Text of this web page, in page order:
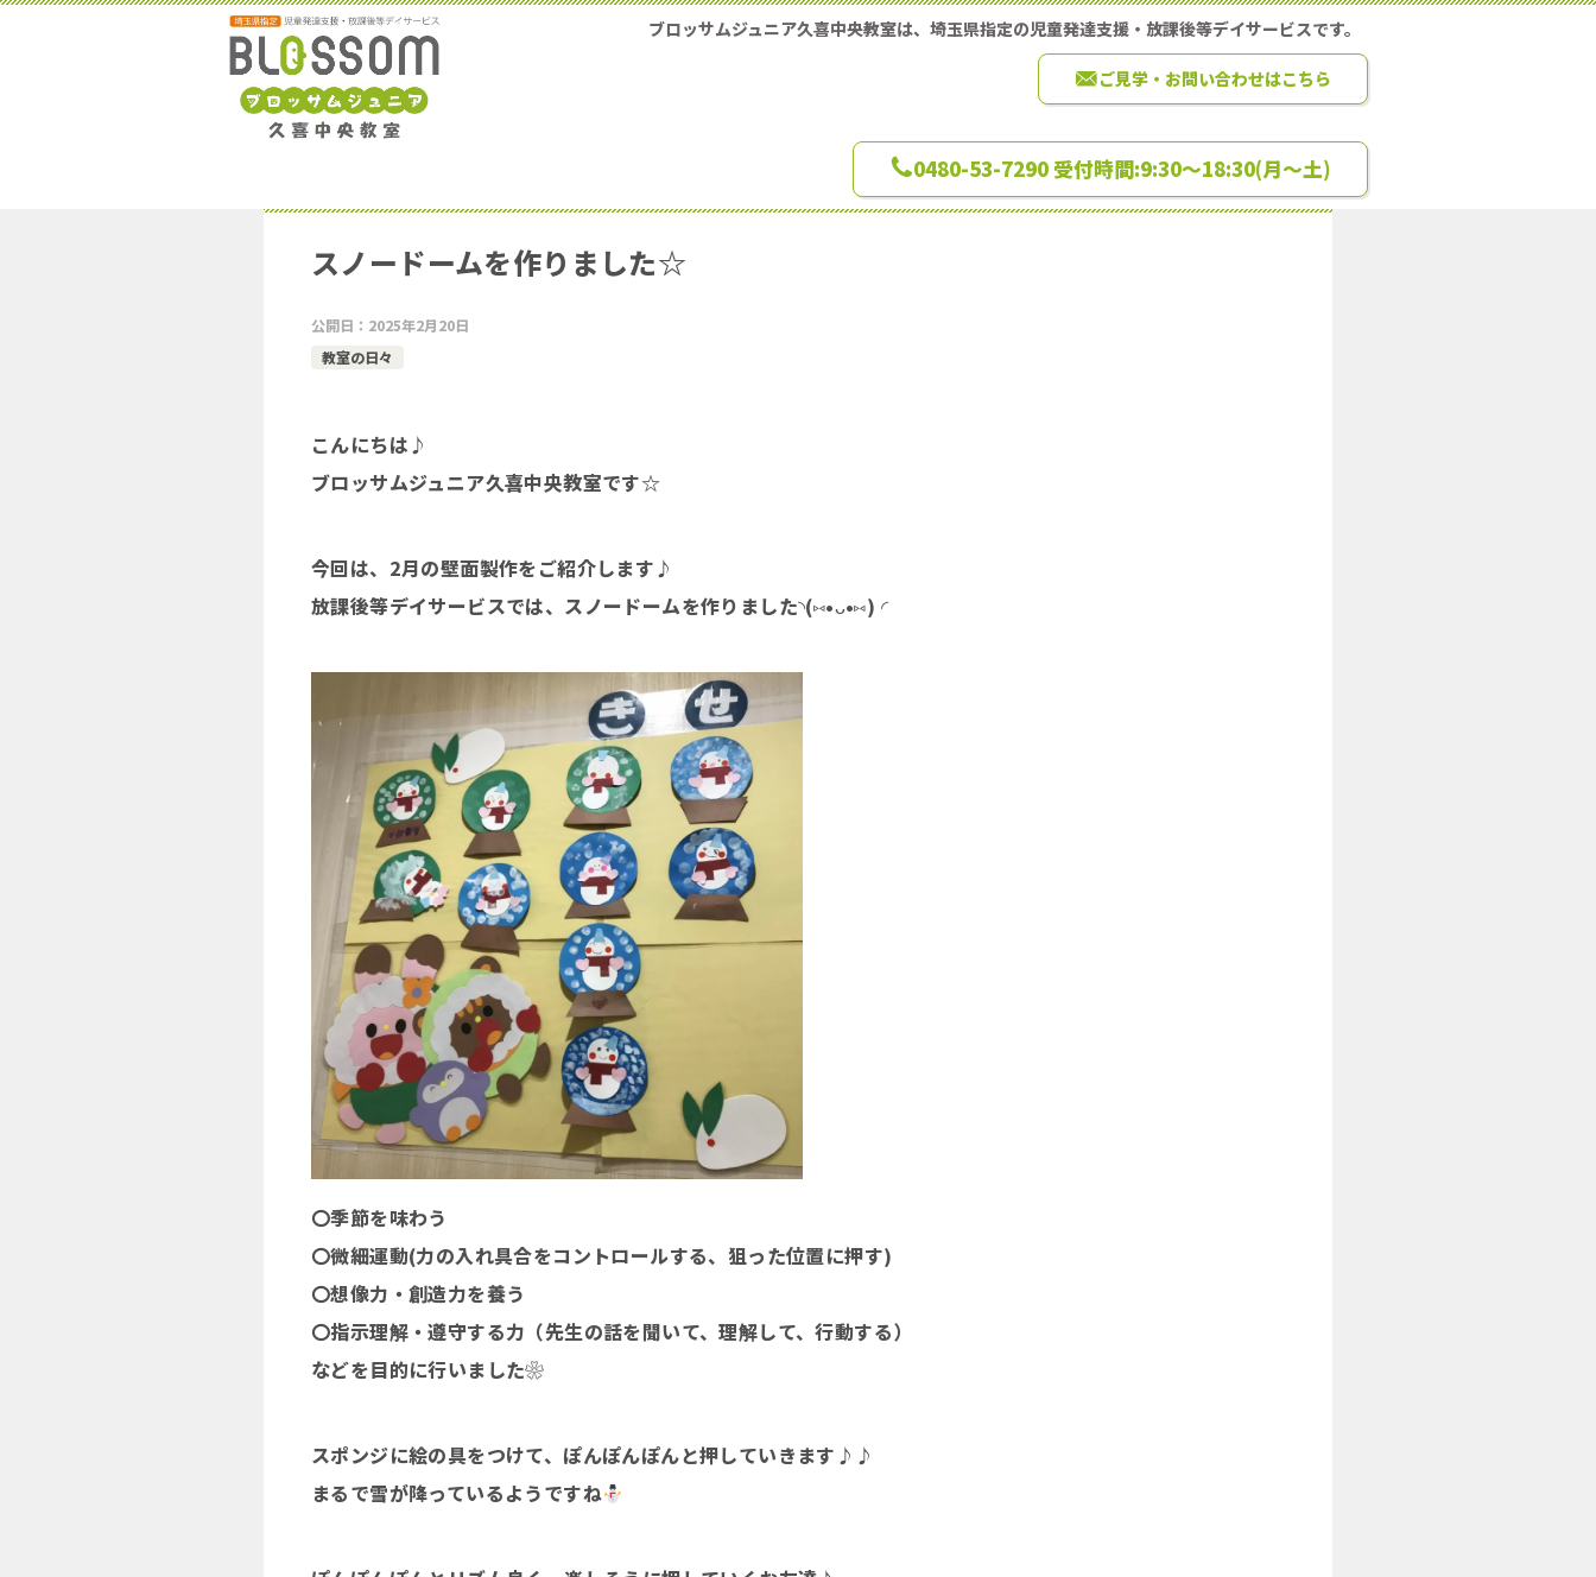
ブロッサムジュニア久喜中央教室は、埼玉県指定の児童発達支援・放課後等デイサービスです。
ご見学・お問い合わせはこちら
0480-53-7290 受付時間:9:30～18:30(月～土)
スノードームを作りました☆
公開日： 2025年2月20日
教室の日々
こんにちは♪
ブロッサムジュニア久喜中央教室です☆
今回は、2月の壁面製作をご紹介します♪
放課後等デイサービスでは、スノードームを作りました◝(⑅•ᴗ•⑅) ◜
〇季節を味わう
〇微細運動(力の入れ具合をコントロールする、狙った位置に押す)
〇想像力・創造力を養う
〇指示理解・遵守する力（先生の話を聞いて、理解して、行動する）
などを目的に行いました❀
スポンジに絵の具をつけて、ぽんぽんぽんと押していきます♪♪
まるで雪が降っているようですね